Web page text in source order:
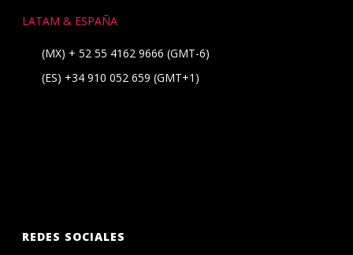
LATAM & ESPAÑA
(MX) + 52 55 4162 9666 (GMT-6)
(ES) +34 910 052 659 (GMT+1)
REDES SOCIALES